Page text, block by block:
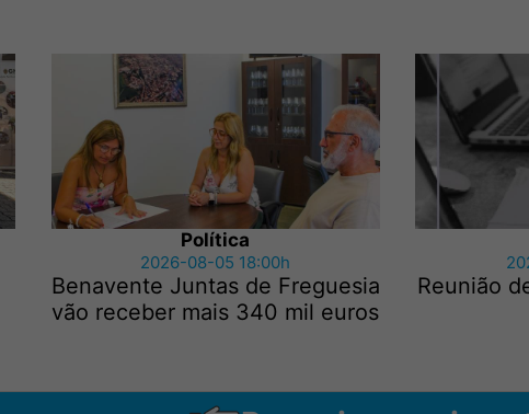
Política
2026-08-05 18:00h
Benavente Juntas de Freguesia
vão receber mais 340 mil euros
Reunião